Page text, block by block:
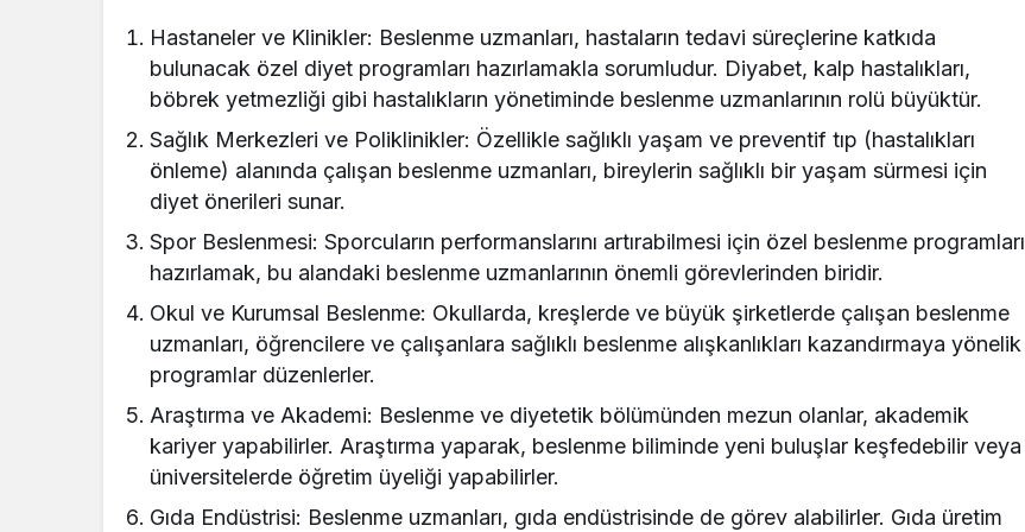
Hastaneler ve Klinikler: Beslenme uzmanları, hastaların tedavi süreçlerine katkıda
bulunacak özel diyet programları hazırlamakla sorumludur. Diyabet, kalp hastalıkları,
böbrek yetmezliği gibi hastalıkların yönetiminde beslenme uzmanlarının rolü büyüktür.
Sağlık Merkezleri ve Poliklinikler: Özellikle sağlıklı yaşam ve preventif tıp (hastalıkları
önleme) alanında çalışan beslenme uzmanları, bireylerin sağlıklı bir yaşam sürmesi için
diyet önerileri sunar.
Spor Beslenmesi: Sporcuların performanslarını artırabilmesi için özel beslenme programları
hazırlamak, bu alandaki beslenme uzmanlarının önemli görevlerinden biridir.
Okul ve Kurumsal Beslenme: Okullarda, kreşlerde ve büyük şirketlerde çalışan beslenme
uzmanları, öğrencilere ve çalışanlara sağlıklı beslenme alışkanlıkları kazandırmaya yönelik
programlar düzenlerler.
Araştırma ve Akademi: Beslenme ve diyetetik bölümünden mezun olanlar, akademik
kariyer yapabilirler. Araştırma yaparak, beslenme biliminde yeni buluşlar keşfedebilir veya
üniversitelerde öğretim üyeliği yapabilirler.
Gıda Endüstrisi: Beslenme uzmanları, gıda endüstrisinde de görev alabilirler. Gıda üretim